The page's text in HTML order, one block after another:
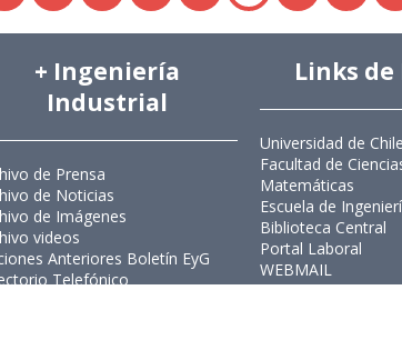
+ Ingeniería
Industrial
de Prensa
de Noticias
de Imágenes
videos
Anteriores Boletín EyG
Telefónico
Links
Universidad de Chile
Facultad de
Matemáticas
Escuela de
Biblioteca Central
Portal Laboral
WEBMAIL